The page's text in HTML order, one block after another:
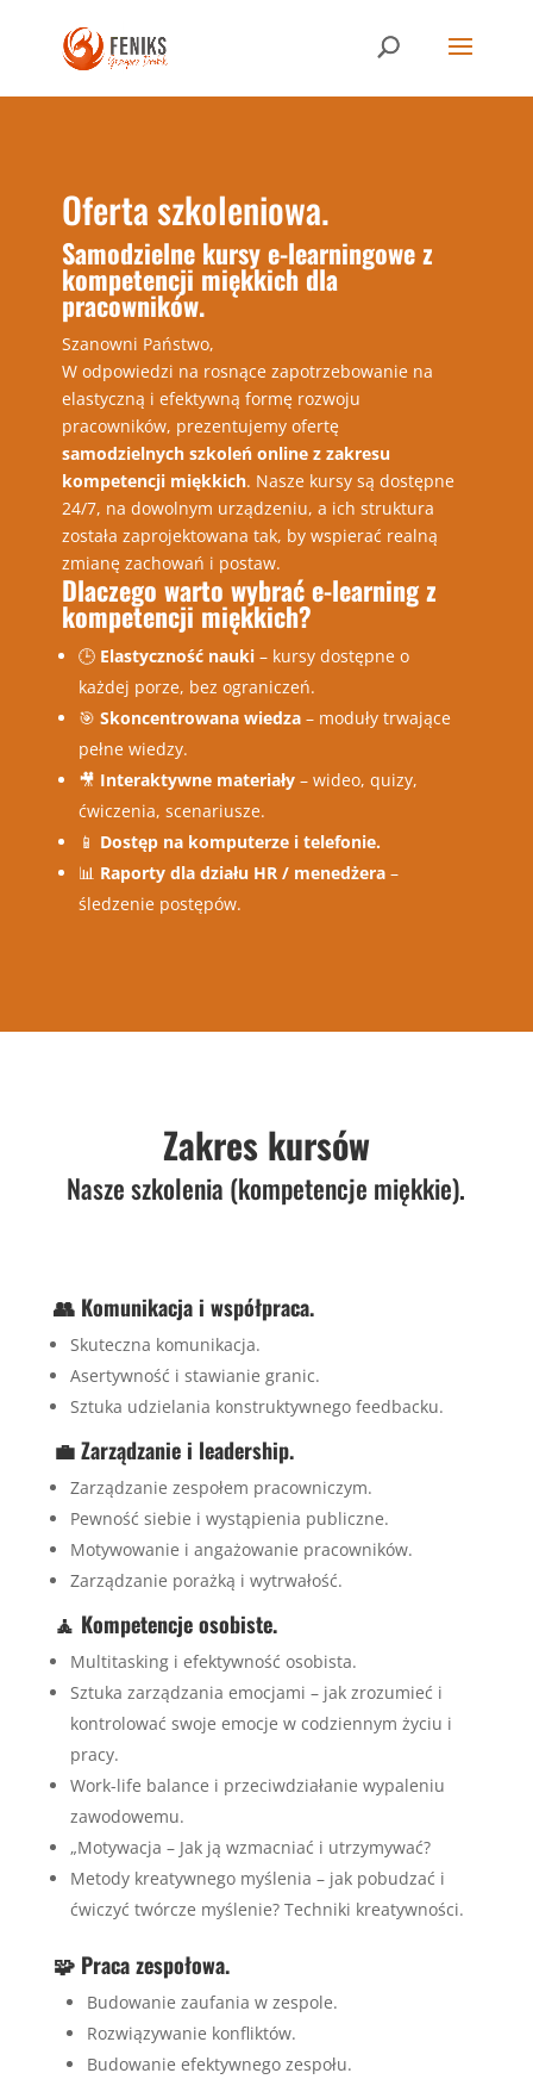
Oferta szkoleniowa.
Samodzielne kursy e-learningowe z
kompetencji miękkich dla
pracowników.
Szanowni Państwo,
W odpowiedzi na rosnące zapotrzebowanie na
elastyczną i efektywną formę rozwoju
pracowników, prezentujemy ofertę
samodzielnych szkoleń online z zakresu
kompetencji miękkich. Nasze kursy są dostępne
24/7, na dowolnym urządzeniu, a ich struktura
została zaprojektowana tak, by wspierać realną
zmianę zachowań i postaw.
Dlaczego warto wybrać e-learning z
kompetencji miękkich?
🕒 Elastyczność nauki– kursy dostępne o
każdej porze, bez ograniczeń.
🎯 Skoncentrowana wiedza– moduły trwające
pełne wiedzy.
🎥 Interaktywne materiały– wideo, quizy,
ćwiczenia, scenariusze.
📱 Dostęp na komputerze i telefonie.
📊 Raporty dla działu HR / menedżera–
śledzenie postępów.
Zakres kursów
Nasze szkolenia (kompetencje miękkie).
👥 Komunikacja i współpraca.
Skuteczna komunikacja.
Asertywność i stawianie granic.
Sztuka udzielania konstruktywnego feedbacku.
💼 Zarządzanie i leadership.
Zarządzanie zespołem pracowniczym.
Pewność siebie i wystąpienia publiczne.
Motywowanie i angażowanie pracowników.
Zarządzanie porażką i wytrwałość.
🧘 Kompetencje osobiste.
Multitasking i efektywność osobista.
Sztuka zarządzania emocjami – jak zrozumieć i
kontrolować swoje emocje w codziennym życiu i
pracy.
Work-life balance i przeciwdziałanie wypaleniu
zawodowemu.
„Motywacja – Jak ją wzmacniać i utrzymywać?
Metody kreatywnego myślenia – jak pobudzać i
ćwiczyć twórcze myślenie? Techniki kreatywności.
🧩 Praca zespołowa.
Budowanie zaufania w zespole.
Rozwiązywanie konfliktów.
Budowanie efektywnego zespołu.